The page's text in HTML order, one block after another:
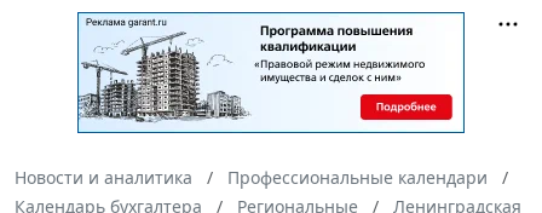
Новости и аналитика
Профессиональные календари
Календарь бухгалтера
Региональные
Ленинградская